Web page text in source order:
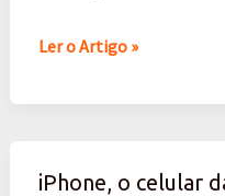
Video
–
Ler o Artigo »
iPhone, o celular
iPhone,